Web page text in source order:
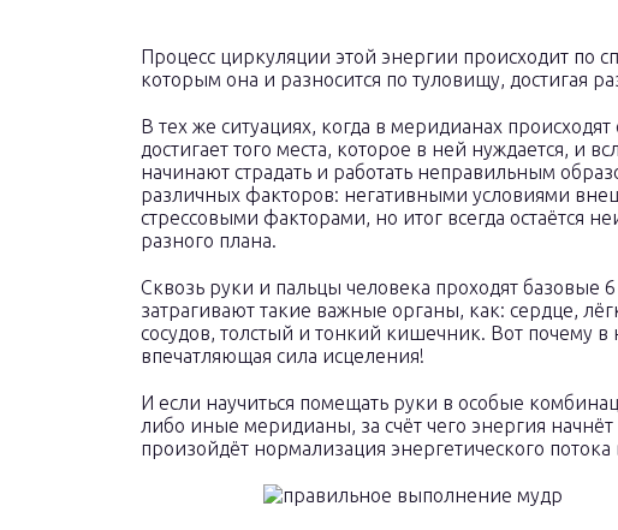
Процесс циркуляции этой энергии происходит по
которым она и разносится по туловищу, достигая
В тех же ситуациях, когда в меридианах
достигает того места, которое в ней нуждается, и
начинают страдать и работать неправильным
различных факторов: негативными условиями
стрессовыми факторами, но итог всегда остаётся
разного плана.
Сквозь руки и пальцы человека проходят базовые
затрагивают такие важные органы, как: сердце,
сосудов, толстый и тонкий кишечник. Вот почему в
впечатляющая сила исцеления!
И если научиться помещать руки в особые
либо иные меридианы, за счёт чего энергия начнёт
произойдёт нормализация энергетического